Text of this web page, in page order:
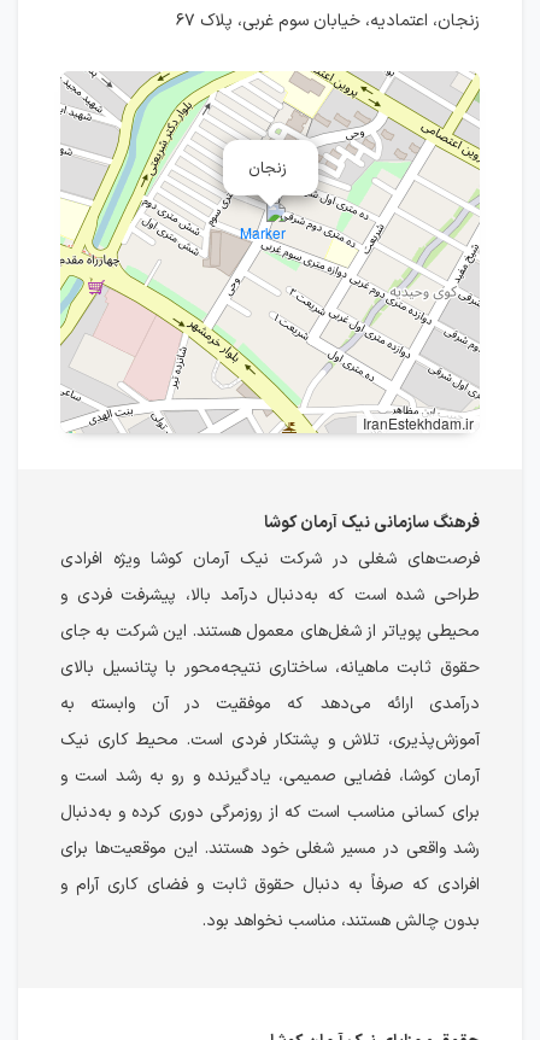
زنجان، اعتمادیه، خیابان سوم غربی، پلاک ۶۷
زنجان
IranEstekhdam.ir
فرهنگ سازمانی نیک آرمان کوشا
فرصت‌های شغلی در شرکت نیک آرمان کوشا ویژه افرادی
طراحی شده است که به‌دنبال درآمد بالا، پیشرفت فردی و
محیطی پویاتر از شغل‌های معمول هستند. این شرکت به جای
حقوق ثابت ماهیانه، ساختاری نتیجه‌محور با پتانسیل بالای
درآمدی ارائه می‌دهد که موفقیت در آن وابسته به
آموزش‌پذیری، تلاش و پشتکار فردی است. محیط کاری نیک
آرمان کوشا، فضایی صمیمی، یادگیرنده و رو به رشد است و
برای کسانی مناسب است که از روزمرگی دوری کرده و به‌دنبال
رشد واقعی در مسیر شغلی خود هستند. این موقعیت‌ها برای
افرادی که صرفاً به دنبال حقوق ثابت و فضای کاری آرام و
بدون چالش هستند، مناسب نخواهد بود.